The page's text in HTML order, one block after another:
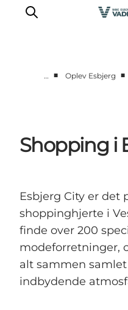
Oplev Fanø
Oplev Mandø
Det Sker
… ■ Oplev Esbjerg ■
Shopping i
Esbjerg City er det
shoppinghjerte i
finde over 200
modeforretninger,
alt sammen
indbydende